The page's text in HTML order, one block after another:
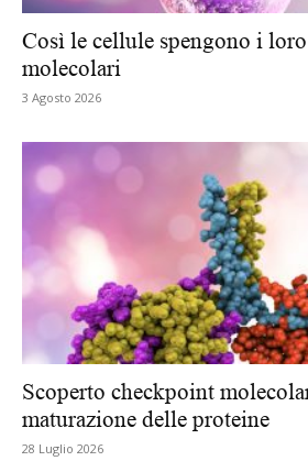
Così le cellule spengono i
molecolari
3 Agosto 2026
Scoperto checkpoint
maturazione delle proteine
28 Luglio 2026